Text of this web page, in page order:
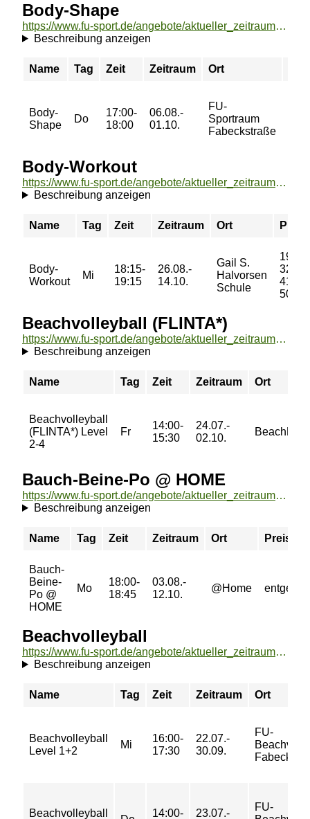
Body-Shape
https://www.fu-sport.de/angebote/aktueller_zeitraum/_Body-Shape.html
Beschreibung anzeigen
Name Tag Zeit Zeitraum Ort
Body-
Shape
Do
17:00-
18:00
06.08.-
01.10.
FU-
Sportraum
Fabeckstraße
Body-Workout
https://www.fu-sport.de/angebote/aktueller_zeitraum/_Body-Workout.html
Beschreibung anzeigen
Name Tag Zeit Zeitraum Ort Preis
Body-
Workout
Mi
18:15-
19:15
26.08.-
14.10.
Gail S.
Halvorsen
Schule
19/
32/
41/
50 €
Beachvolleyball (FLINTA*)
https://www.fu-sport.de/angebote/aktueller_zeitraum/_Beachvolleyball__FLINTA__.html
Beschreibung anzeigen
Name Tag Zeit Zeitraum Ort
Beachvolleyball
(FLINTA*) Level
2-4
Fr
14:00-
15:30
24.07.-
02.10.
BeachMitte
Bauch-Beine-Po @ HOME
https://www.fu-sport.de/angebote/aktueller_zeitraum/_Bauch-Beine-Po___HOME.html
Beschreibung anzeigen
Name Tag Zeit Zeitraum Ort Preis
Bauch-
Beine-
Po @
HOME
Mo
18:00-
18:45
03.08.-
12.10.
@Home
Beachvolleyball
https://www.fu-sport.de/angebote/aktueller_zeitraum/_Beachvolleyball.html
Beschreibung anzeigen
Name Tag Zeit Zeitraum Ort
Beachvolleyball
Level 1+2
Mi
16:00-
17:30
22.07.-
30.09.
FU-
Beachvolleyball 14:00- 23.07.-
FU-